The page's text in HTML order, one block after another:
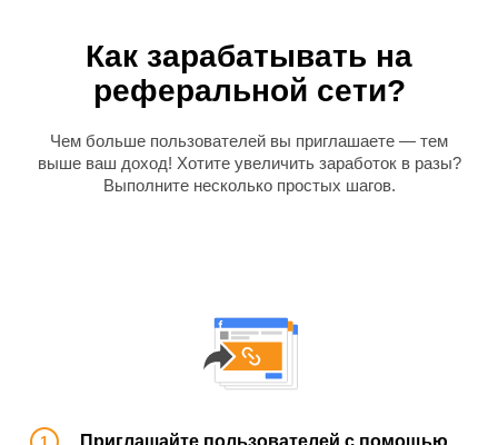
Как зарабатывать на
реферальной сети?
Чем больше пользователей вы приглашаете — тем
выше ваш доход! Хотите увеличить заработок в разы?
Выполните несколько простых шагов.
Приглашайте пользователей с помощью